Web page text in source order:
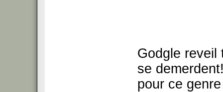
Godgle reveil
se
pour ce